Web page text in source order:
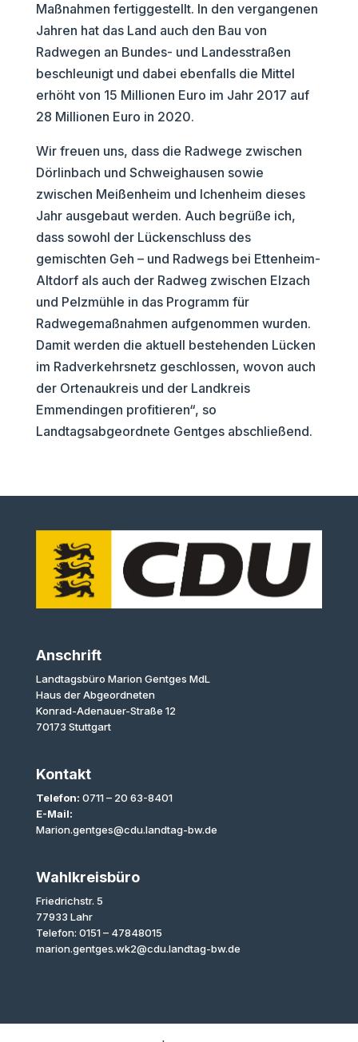
Maßnahmen fertiggestellt. In den vergangenen
Jahren hat das Land auch den Bau von
Radwegen an Bundes- und Landesstraßen
beschleunigt und dabei ebenfalls die Mittel
erhöht von 15 Millionen Euro im Jahr 2017 auf
28 Millionen Euro in 2020.
Wir freuen uns, dass die Radwege zwischen
Dörlinbach und Schweighausen sowie
zwischen Meißenheim und Ichenheim dieses
Jahr ausgebaut werden. Auch begrüße ich,
dass sowohl der Lückenschluss des
gemischten Geh – und Radwegs bei Ettenheim-
Altdorf als auch der Radweg zwischen Elzach
und Pelzmühle in das Programm für
Radwegemaßnahmen aufgenommen wurden.
Damit werden die aktuell bestehenden Lücken
im Radverkehrsnetz geschlossen, wovon auch
der Ortenaukreis und der Landkreis
Emmendingen profitieren“, so
Landtagsabgeordnete Gentges abschließend.
Anschrift
Landtagsbüro Marion Gentges MdL
Haus der Abgeordneten
Konrad-Adenauer-Straße 12
70173 Stuttgart
Kontakt
Telefon: 0711 – 20 63-8401
E-Mail:
Marion.gentges@cdu.landtag-bw.de
Wahlkreisbüro
Friedrichstr. 5
77933 Lahr
Telefon: 0151 – 47848015
marion.gentges.wk2@cdu.landtag-bw.de